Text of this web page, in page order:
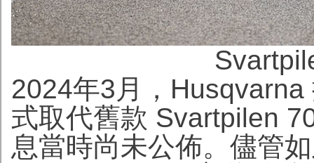
2024年3月，
式取代舊款 Svartpilen
息當時尚未公佈。儘管